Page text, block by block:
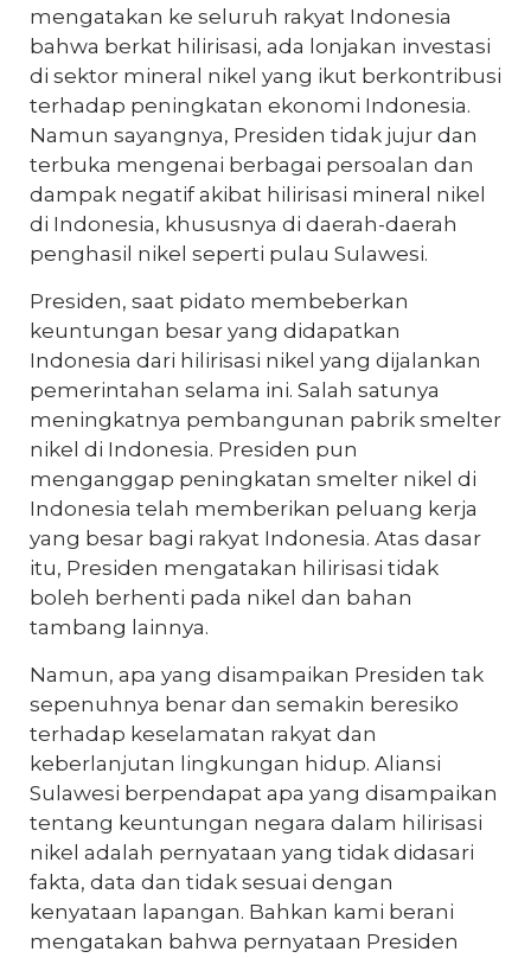
mengatakan ke seluruh rakyat Indonesia
bahwa berkat hilirisasi, ada lonjakan investasi
di sektor mineral nikel yang ikut berkontribusi
terhadap peningkatan ekonomi Indonesia.
Namun sayangnya, Presiden tidak jujur dan
terbuka mengenai berbagai persoalan dan
dampak negatif akibat hilirisasi mineral nikel
di Indonesia, khususnya di daerah-daerah
penghasil nikel seperti pulau Sulawesi.
Presiden, saat pidato membeberkan
keuntungan besar yang didapatkan
Indonesia dari hilirisasi nikel yang dijalankan
pemerintahan selama ini. Salah satunya
meningkatnya pembangunan pabrik smelter
nikel di Indonesia. Presiden pun
menganggap peningkatan smelter nikel di
Indonesia telah memberikan peluang kerja
yang besar bagi rakyat Indonesia. Atas dasar
itu, Presiden mengatakan hilirisasi tidak
boleh berhenti pada nikel dan bahan
tambang lainnya.
Namun, apa yang disampaikan Presiden tak
sepenuhnya benar dan semakin beresiko
terhadap keselamatan rakyat dan
keberlanjutan lingkungan hidup. Aliansi
Sulawesi berpendapat apa yang disampaikan
tentang keuntungan negara dalam hilirisasi
nikel adalah pernyataan yang tidak didasari
fakta, data dan tidak sesuai dengan
kenyataan lapangan. Bahkan kami berani
mengatakan bahwa pernyataan Presiden